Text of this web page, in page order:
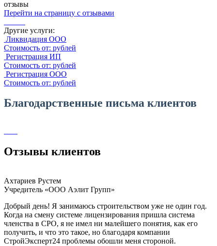
отзывы
Перейти на страницу с отзывами
Другие услуги:
Ликвидация ООО
Стоимость от: рублей
Регистрация ИП
Стоимость от: рублей
Регистрация ООО
Стоимость от: рублей
Благодарственные письма клиентов
Отзывы клиентов
Ахтариев Рустем
Учредитель «ООО Аэлит Групп»
Добрый день! Я занимаюсь строительством уже не один год.
Когда на смену системе лицензирования пришла система
членства в СРО, я не имел ни малейшего понятия, как его
получить, и что это такое, но благодаря компании
СтройЭксперт24 проблемы обошли меня стороной.